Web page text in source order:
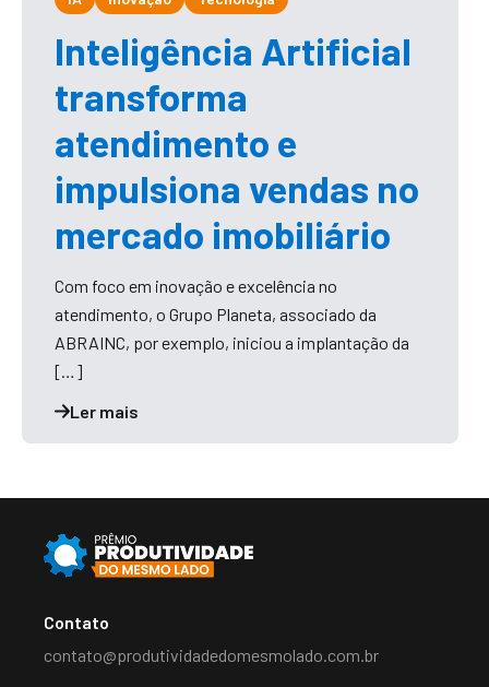
Inteligência Artificial
transforma
atendimento e
impulsiona vendas no
mercado imobiliário
Com foco em inovação e excelência no
atendimento, o Grupo Planeta, associado da
ABRAINC, por exemplo, iniciou a implantação da
[…]
Ler mais
Contato
contato@produtividadedomesmolado.com.br